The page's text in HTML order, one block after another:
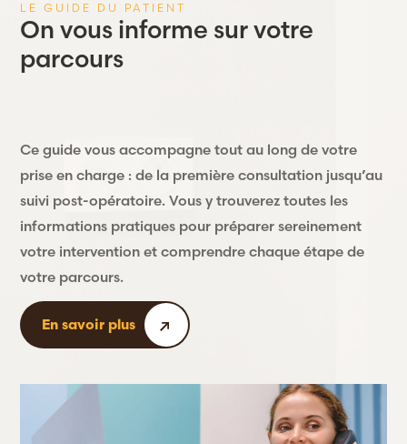
LE GUIDE DU PATIENT
On vous informe sur votre
parcours
Ce guide vous accompagne tout au long de votre
prise en charge : de la première consultation jusqu’au
suivi post-opératoire. Vous y trouverez toutes les
informations pratiques pour préparer sereinement
votre intervention et comprendre chaque étape de
votre parcours.
En savoir plus